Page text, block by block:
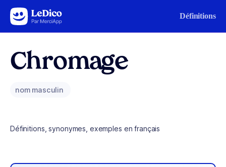
Aller au contenu Définitions
Chromage
nom masculin
Définitions, synonymes, exemples en français